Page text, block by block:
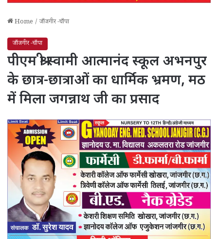
Home / जाँजगीर -चाँपा
जाँजगीर -चाँपा
पीएम श्री स्वामी आत्मानंद स्कूल अभनपुर
के छात्र-छात्राओं का धार्मिक भ्रमण, मठ
में मिला जगन्नाथ जी का प्रसाद